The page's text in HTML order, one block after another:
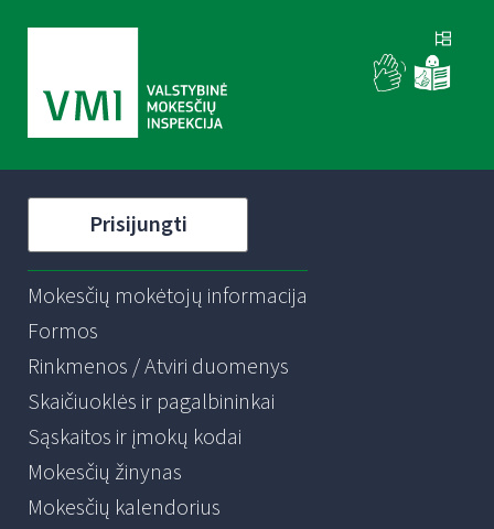
Prisijungti
Mokesčių mokėtojų informacija
Formos
Rinkmenos / Atviri duomenys
Skaičiuoklės ir pagalbininkai
Sąskaitos ir įmokų kodai
Mokesčių žinynas
Mokesčių kalendorius